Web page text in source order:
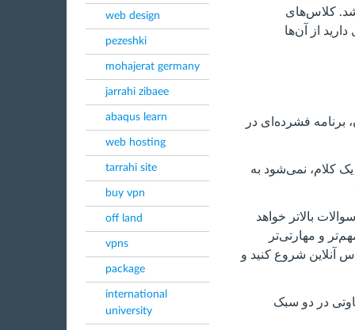
web design
pezeshki
mohajerat germany
jarrahi zibaee
abaqus learn
web hosting
tarrahi site
buy vpn
off land
vpns
package
international
university
شد. کلاس‌های
از آن‌ها
برنامه‌ فشرده‌ای در
شود و در یک کلام، نمی‌شود به
بالاتر خواهد
و مهارتی‌تر
آنلاین شروع کنید و
در دو سبک